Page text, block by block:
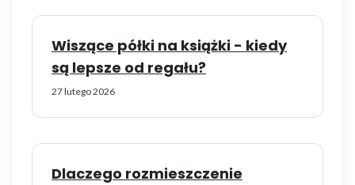
Wiszące półki na książki - kiedy
są lepsze od regału?
27 lutego 2026
Dlaczego rozmieszczenie